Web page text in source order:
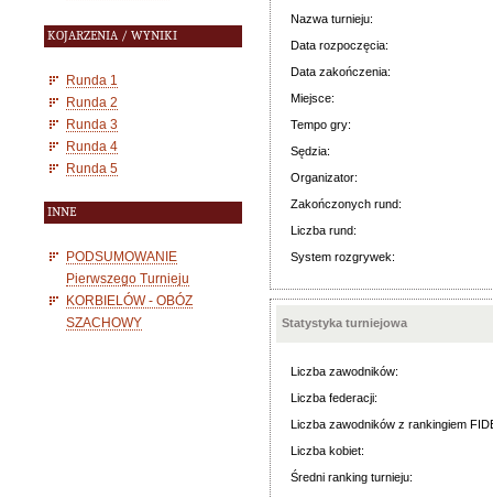
KOJARZENIA / WYNIKI
Runda 1
Runda 2
Runda 3
Runda 4
Runda 5
INNE
PODSUMOWANIE
Pierwszego Turnieju
KORBIELÓW - OBÓZ
SZACHOWY
Nazwa turnieju:
Data rozpoczęcia:
Data zakończenia:
Miejsce:
Tempo gry:
Sędzia:
Organizator:
Zakończonych rund:
Liczba rund:
System rozgrywek:
Statystyka turniejowa
Liczba zawodników:
Liczba federacji:
Liczba zawodników z rankingiem
Liczba kobiet:
Średni ranking turnieju: